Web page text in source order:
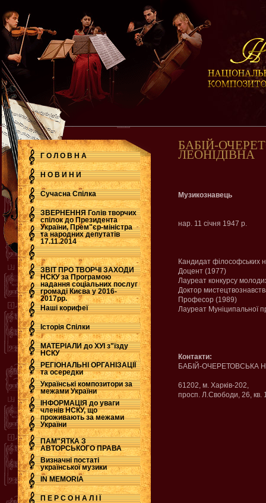
Г О Л О В Н А
Н О В И Н И
Сучасна Cпілка
ЗВЕРНЕННЯ Голів творчих
спілок до Президента
України, Прем"єр-міністра
та народних депутатів
17.11.2014
.
ЗВІТ ПРО ТВОРЧІ ЗАХОДИ
НСКУ за Програмою
надання соціальних послуг
громаді Києва у 2016-
2017рр.
.
Наші корифеї
Історія Спілки
МАТЕРІАЛИ до ХУІ з"їзду
НСКУ
РЕГІОНАЛЬНІ ОРГАНІЗАЦІЇ
та осередки
Українські композитори за
межами України
ІНФОРМАЦІЯ до уваги
членів НСКУ, що
проживають за межами
України
ПАМ"ЯТКА З
АВТОРСЬКОГО ПРАВА
Визначні постаті
української музики
IN MEMORIA
П Е Р С О Н А Л І Ї
БАБІЙ-
ЛЕОНІДІВНА
Музикознавець
нар. 11 січня 1947 р.
Кандидат філософських
Доцент (1977)
Лауреат конкурсу
Доктор
Професор (1989)
Лауреат Муніципальної
Контакти:
БАБІЙ-ОЧЕРЕТОВСЬКА
61202, м. Харків-202,
просп. Л.Свободи, 26, кв.